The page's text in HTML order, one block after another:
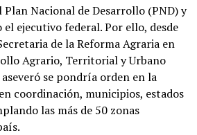
Nacional de Desarrollo (PND) y
el ejecutivo federal. Por ello, desde
de la Reforma Agraria en
Agrario, Territorial y Urbano
aseveró se pondría orden en la
coordinación, municipios, estados
las más de 50 zonas